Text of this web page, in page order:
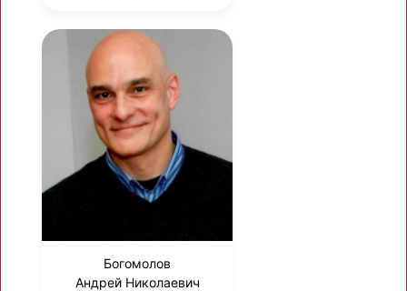
Богомолов
Андрей Николаевич